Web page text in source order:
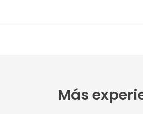
Más